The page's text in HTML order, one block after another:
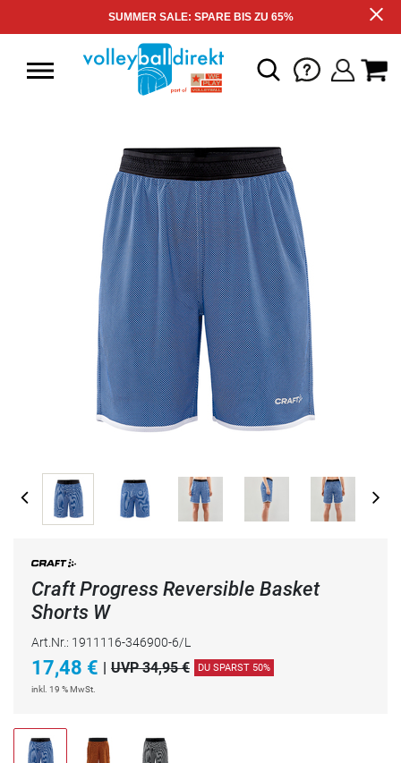
SUMMER SALE: SPARE BIS ZU 65%
Craft Progress Reversible Basket
Shorts W
Art.Nr.: 1911116-346900-6/L
17,48 € | UVP 34,95 € DU SPARST 50%
inkl. 19 % MwSt.